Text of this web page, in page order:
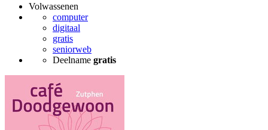
Volwassenen
computer
digitaal
gratis
seniorweb
Deelname gratis